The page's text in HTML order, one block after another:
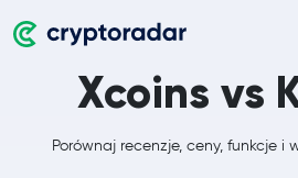
Xcoins vs
Porównaj recenzje, ceny, funkcje i